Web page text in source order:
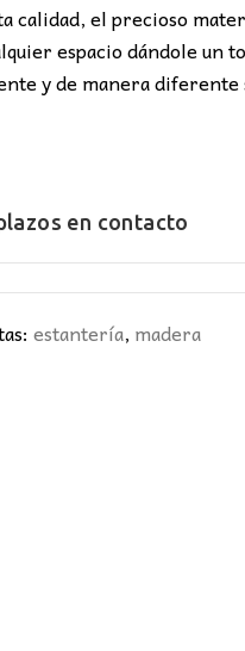
calidad, el precioso
espacio dándole un
y de manera diferente
en contacto
estantería, madera